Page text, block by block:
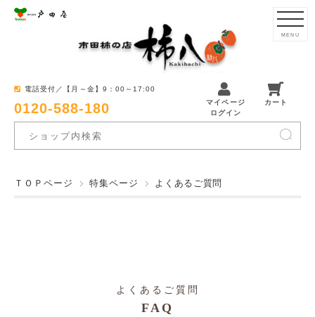
電話受付／【月～金】9：00～17:00
0120-588-180
マイページ
ログイン
カート
MENU
ＴＯＰページ 特集ページ よくあるご質問
よくあるご質問
FAQ